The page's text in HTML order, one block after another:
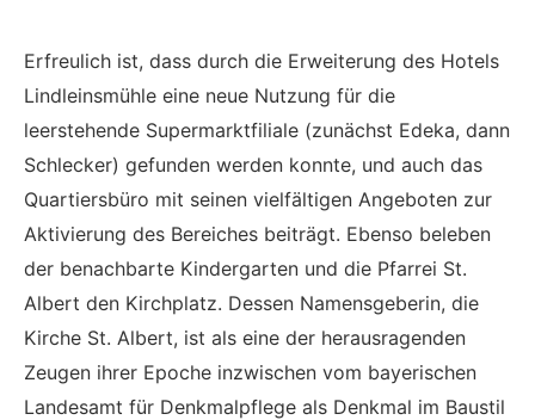
Erfreulich ist, dass durch die Erweiterung des Hotels
Lindleinsmühle eine neue Nutzung für die
leerstehende Supermarktfiliale (zunächst Edeka, dann
Schlecker) gefunden werden konnte, und auch das
Quartiersbüro mit seinen vielfältigen Angeboten zur
Aktivierung des Bereiches beiträgt. Ebenso beleben
der benachbarte Kindergarten und die Pfarrei St.
Albert den Kirchplatz. Dessen Namensgeberin, die
Kirche St. Albert, ist als eine der herausragenden
Zeugen ihrer Epoche inzwischen vom bayerischen
Landesamt für Denkmalpflege als Denkmal im Baustil